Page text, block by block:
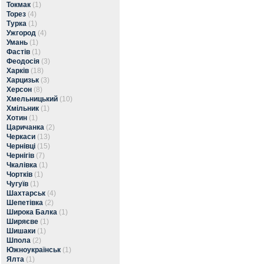
Токмак (1)
Торез (4)
Турка (1)
Ужгород (4)
Умань (1)
Фастів (1)
Феодосія (3)
Харків (18)
Харцизьк (3)
Херсон (8)
Хмельницький (10)
Хмільник (1)
Хотин (1)
Царичанка (2)
Черкаси (13)
Чернівці (15)
Чернігів (7)
Чкалівка (1)
Чортків (1)
Чугуїв (1)
Шахтарськ (4)
Шепетівка (2)
Широка Балка (1)
Ширяєве (1)
Шишаки (1)
Шпола (2)
Южноукраїнськ (1)
Ялта (1)